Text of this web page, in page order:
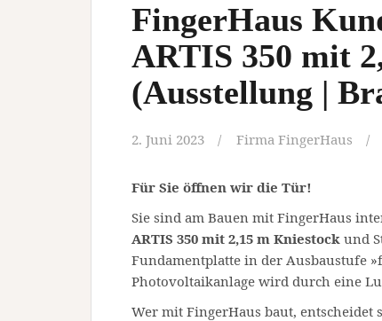
FingerHaus
ARTIS 350 mit
(Ausstellung |
2. Juni 2023 Firma FingerHaus
Für Sie öffnen wir die Tür!
Sie sind am Bauen mit FingerHaus
ARTIS 350 mit 2,15 m Kniestock und
Fundamentplatte in der Ausbaustufe
Photovoltaikanlage wird durch eine
Wer mit FingerHaus baut,